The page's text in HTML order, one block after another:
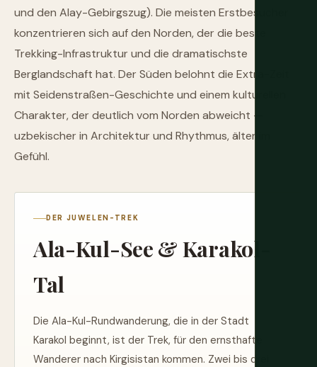
und den Alay-Gebirgszug). Die meisten Erstbesucher
konzentrieren sich auf den Norden, der die beste
Trekking-Infrastruktur und die dramatischste
Berglandschaft hat. Der Süden belohnt die Extra-Zeit
mit Seidenstraßen-Geschichte und einem kulturellen
Charakter, der deutlich vom Norden abweicht —
uzbekischer in Architektur und Rhythmus, älter im
Gefühl.
DER JUWELEN-TREK
Ala-Kul-See & Karakol-
Tal
Die Ala-Kul-Rundwanderung, die in der Stadt
Karakol beginnt, ist der Trek, für den ernsthafte
Wanderer nach Kirgisistan kommen. Zwei bis drei